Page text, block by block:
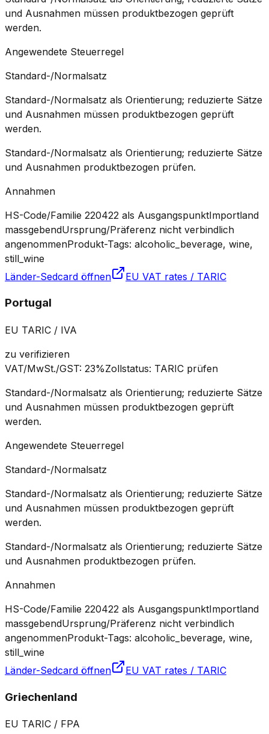
und Ausnahmen müssen produktbezogen geprüft
werden.
Angewendete Steuerregel
Standard-/Normalsatz
Standard-/Normalsatz als Orientierung; reduzierte Sätze
und Ausnahmen müssen produktbezogen geprüft
werden.
Standard-/Normalsatz als Orientierung; reduzierte Sätze
und Ausnahmen produktbezogen prüfen.
Annahmen
HS-Code/Familie 220422 als AusgangspunktImportland
massgebendUrsprung/Präferenz nicht verbindlich
angenommenProdukt-Tags: alcoholic_beverage, wine,
still_wine
Länder-Sedcard öffnen
EU VAT rates / TARIC
Portugal
EU TARIC / IVA
zu verifizieren
VAT/MwSt./GST: 23%Zollstatus: TARIC prüfen
Standard-/Normalsatz als Orientierung; reduzierte Sätze
und Ausnahmen müssen produktbezogen geprüft
werden.
Angewendete Steuerregel
Standard-/Normalsatz
Standard-/Normalsatz als Orientierung; reduzierte Sätze
und Ausnahmen müssen produktbezogen geprüft
werden.
Standard-/Normalsatz als Orientierung; reduzierte Sätze
und Ausnahmen produktbezogen prüfen.
Annahmen
HS-Code/Familie 220422 als AusgangspunktImportland
massgebendUrsprung/Präferenz nicht verbindlich
angenommenProdukt-Tags: alcoholic_beverage, wine,
still_wine
Länder-Sedcard öffnen
EU VAT rates / TARIC
Griechenland
EU TARIC / FPA